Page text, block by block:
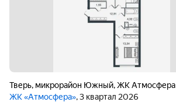
Тверь, микрорайон Южный,ЖК Атмосфера
ЖК «Атмосфера», 3 квартал 2026